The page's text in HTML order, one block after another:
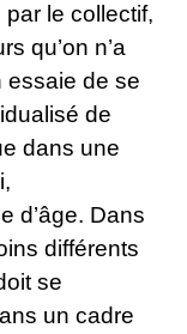
le collectif,
qu’on n’a
essaie de se
de
dans une
d’âge. Dans
différents
se
un cadre